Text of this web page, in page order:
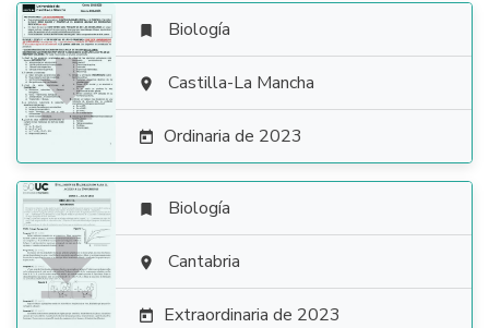

 Biología
 Castilla-La Mancha
 Ordinaria de 2023

 Biología
 Cantabria
 Extraordinaria de 2023